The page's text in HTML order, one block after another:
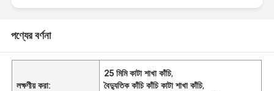
পণ্যের বর্ণনা
লক্ষণীয় করা:
25 মিমি কাটা শাখা কাঁচি,
বৈদ্যুতিক কাঁচি কাঁচি কাটা শাখা কাঁচি,